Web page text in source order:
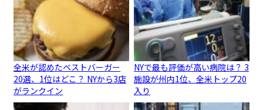
全米が認めたベストバーガー
20選、1位はどこ？ NYから3店
がランクイン
NYで最も評価が高い病院は？ 3
施設が州内1位、全米トップ20
入り